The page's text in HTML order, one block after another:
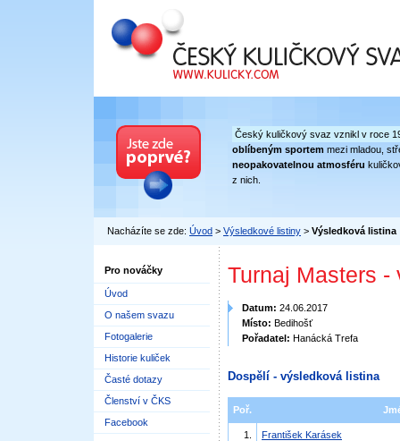
Český kuličkový svaz
Český kuličkový svaz vznikl v roce
oblíbeným sportem mezi mladou,
neopakovatelnou atmosféru
z nich.
Nacházíte se zde: Úvod > Výsledkové listiny > Výsledková listina
Pro nováčky
Úvod
O našem svazu
Fotogalerie
Historie kuliček
Časté dotazy
Členství v ČKS
Facebook
Turnaj Masters -
Datum: 24.06.2017
Místo: Bedihošť
Pořadatel: Hanácká Trefa
Dospělí - výsledková listina
Poř.
1. František Karásek